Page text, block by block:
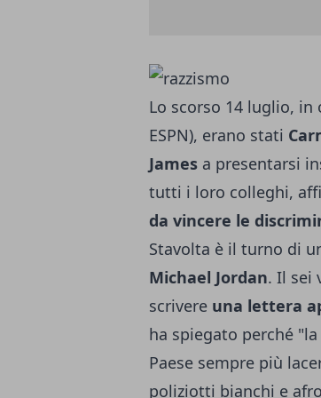
Lo scorso 14 luglio, in
ESPN), erano stati
James a presentarsi
tutti i loro colleghi,
da vincere le
Stavolta è il turno di
Michael Jordan. Il sei
scrivere una lettera
ha spiegato perché
Paese sempre più
poliziotti bianchi e